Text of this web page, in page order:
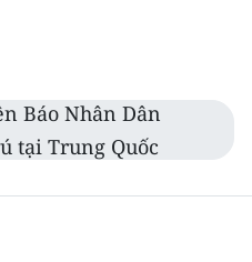
Báo Nhân Dân
tại Trung Quốc